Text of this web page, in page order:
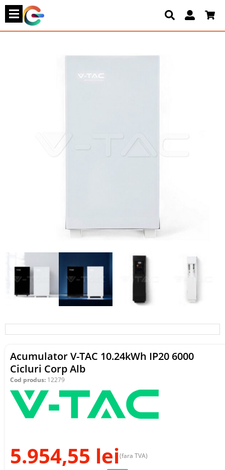
Acumulator V-TAC 10.24kWh IP20 6000
Cicluri Corp Alb
Cod produs: 12279
5.954,55 lei(fara TVA)